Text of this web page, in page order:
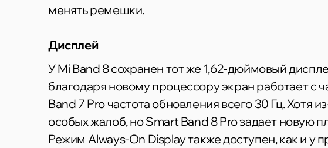
менять ремешки.
Дисплей
У Mi Band 8 сохранен тот же 1,62-дюймовый
благодаря новому процессору экран работает с
Band 7 Pro частота обновления всего 30 Гц. Хотя
особых жалоб, но Smart Band 8 Pro задает новую
Режим Always-On Display также доступен, как и у